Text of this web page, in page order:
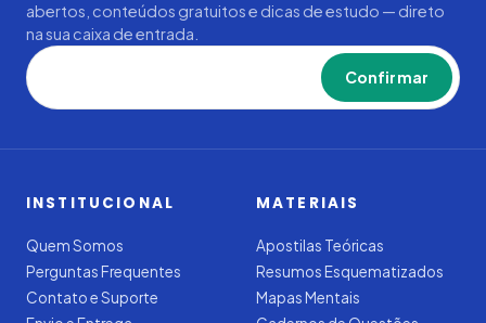
abertos, conteúdos gratuitos e dicas de estudo — direto
na sua caixa de entrada.
Confirmar
INSTITUCIONAL
Quem Somos
Perguntas Frequentes
Contato e Suporte
MATERIAIS
Apostilas Teóricas
Resumos Esquematizados
Mapas Mentais